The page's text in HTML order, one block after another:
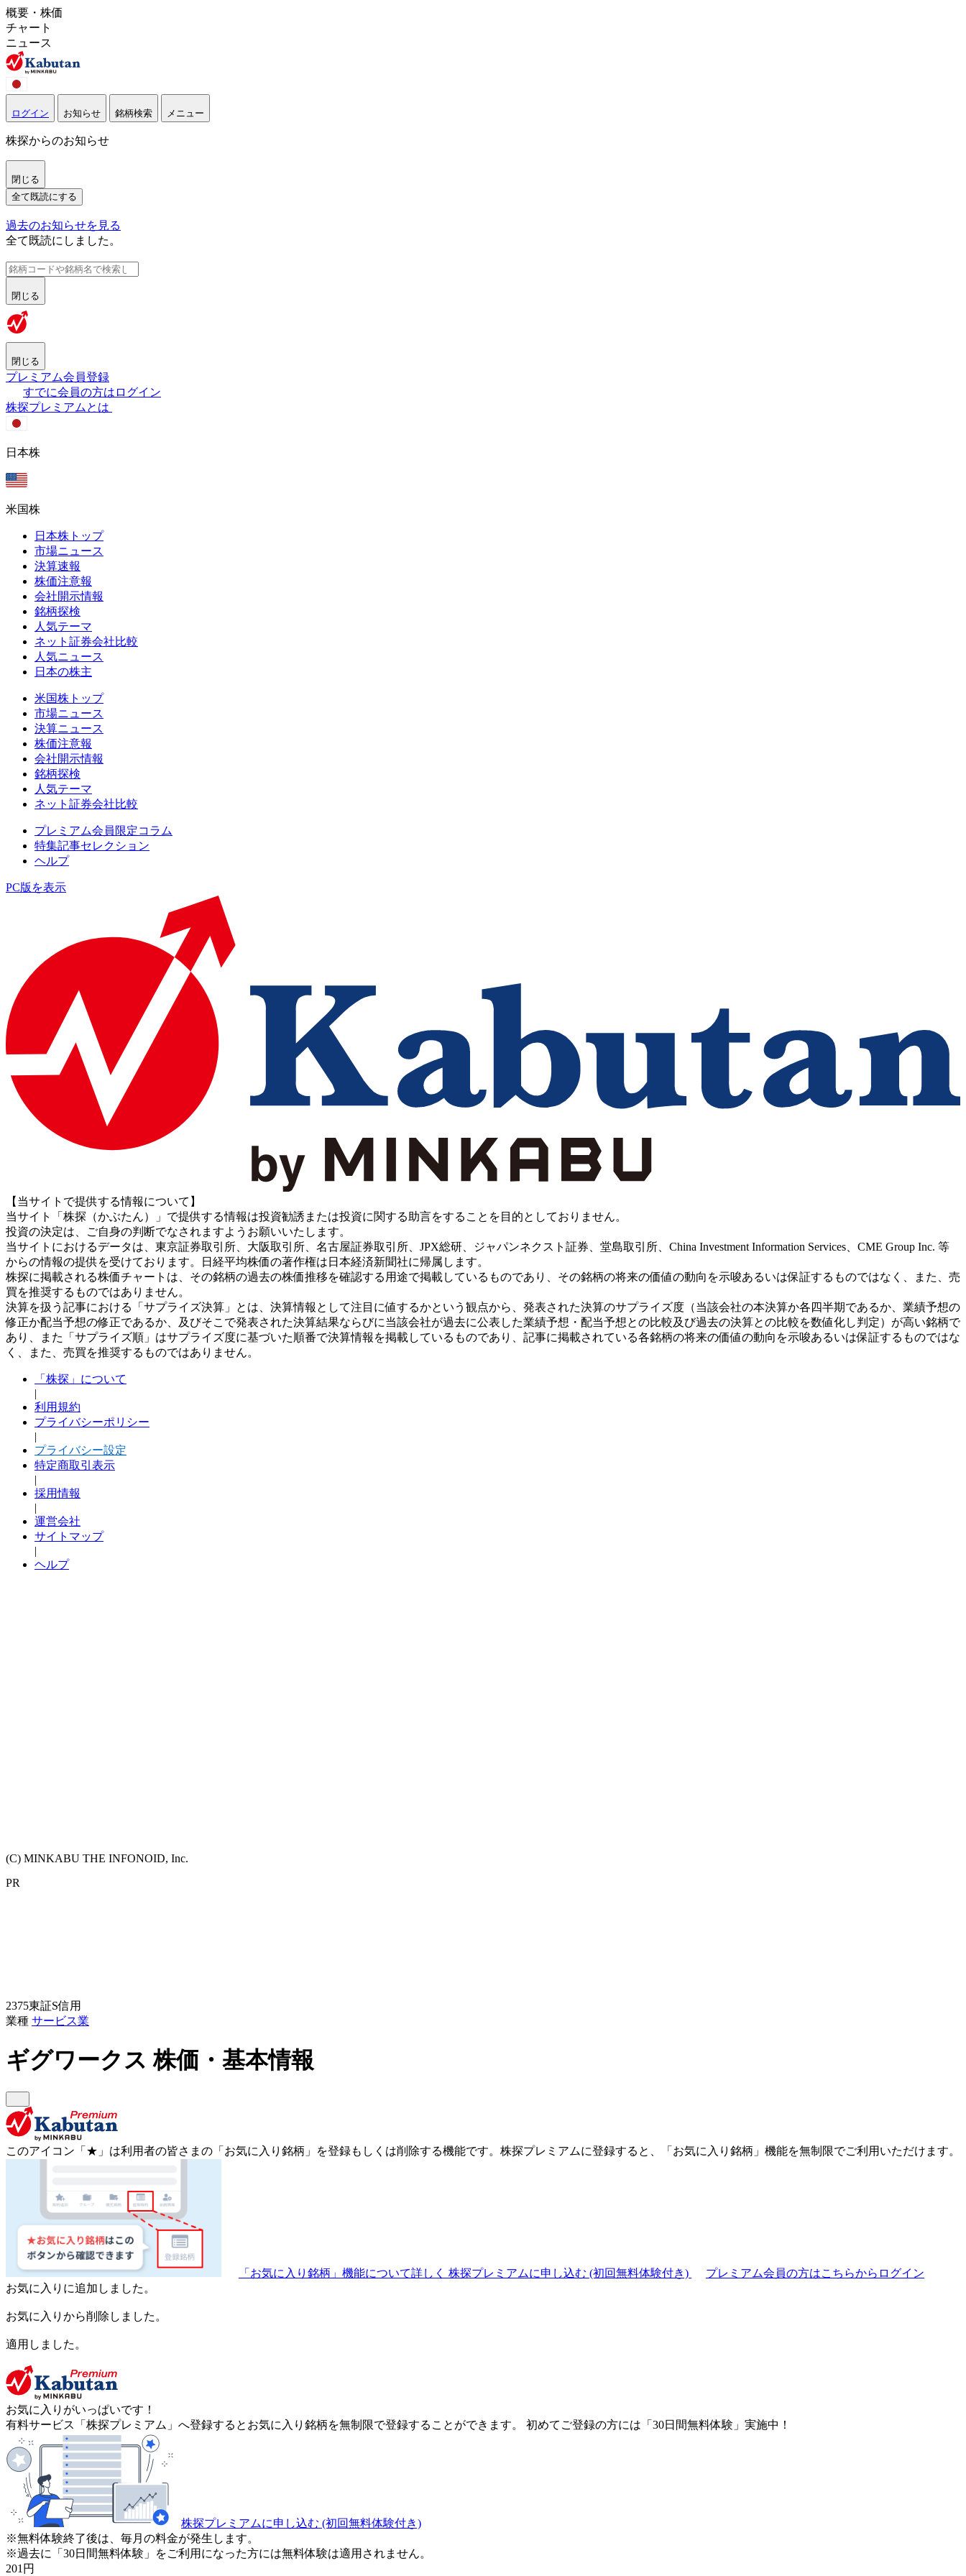
概要・株価
チャート
ニュース
ログイン お知らせ 銘柄検索 メニュー
株探からのお知らせ
閉じる
全て既読にする
過去のお知らせを見る
全て既読にしました。
閉じる
閉じる
プレミアム会員登録
すでに会員の方はログイン
株探プレミアムとは
日本株
米国株
日本株トップ
市場ニュース
決算速報
株価注意報
会社開示情報
銘柄探検
人気テーマ
ネット証券会社比較
人気ニュース
日本の株主
米国株トップ
市場ニュース
決算ニュース
株価注意報
会社開示情報
銘柄探検
人気テーマ
ネット証券会社比較
プレミアム会員限定コラム
特集記事セレクション
ヘルプ
PC版を表示
【当サイトで提供する情報について】
当サイト「株探（かぶたん）」で提供する情報は投資勧誘または投資に関する助言をすることを目的としておりません。
投資の決定は、ご自身の判断でなされますようお願いいたします。
当サイトにおけるデータは、東京証券取引所、大阪取引所、名古屋証券取引所、JPX総研、ジャパンネクスト証券、堂島取引所、China Investment Information Services、CME Group Inc. 等
からの情報の提供を受けております。日経平均株価の著作権は日本経済新聞社に帰属します。
株探に掲載される株価チャートは、その銘柄の過去の株価推移を確認する用途で掲載しているものであり、その銘柄の将来の価値の動向を示唆あるいは保証するものではなく、また、売
買を推奨するものではありません。
決算を扱う記事における「サプライズ決算」とは、決算情報として注目に値するかという観点から、発表された決算のサプライズ度（当該会社の本決算か各四半期であるか、業績予想の
修正か配当予想の修正であるか、及びそこで発表された決算結果ならびに当該会社が過去に公表した業績予想・配当予想との比較及び過去の決算との比較を数値化し判定）が高い銘柄で
あり、また「サプライズ順」はサプライズ度に基づいた順番で決算情報を掲載しているものであり、記事に掲載されている各銘柄の将来の価値の動向を示唆あるいは保証するものではな
く、また、売買を推奨するものではありません。
「株探」について
|
利用規約
プライバシーポリシー
|
プライバシー設定
特定商取引表示
|
採用情報
|
運営会社
サイトマップ
|
ヘルプ
(C) MINKABU THE INFONOID, Inc.
PR
2375東証S信用
業種 サービス業
ギグワークス株価・基本情報
このアイコン 「★」 は利用者の皆さまの 「お気に入り銘柄」を登録もしくは削除する機能です。 株探プレミアムに登録すると、「お気に入り銘柄」機能を無制限でご利用いただけます。
「お気に入り銘柄」機能について詳しく 株探プレミアムに申し込む (初回無料体験付き)
プレミアム会員の方はこちらからログイン
お気に入りに追加しました。
お気に入りから削除しました。
適用しました。
お気に入りがいっぱいです！
有料サービス「株探プレミアム」へ登録するとお気に入り銘柄を無制限で登録することができます。 初めてご登録の方には「30日間無料体験」実施中！
株探プレミアムに申し込む (初回無料体験付き)
※無料体験終了後は、毎月の料金が発生します。
※過去に「30日間無料体験」をご利用になった方には無料体験は適用されません。
201 円